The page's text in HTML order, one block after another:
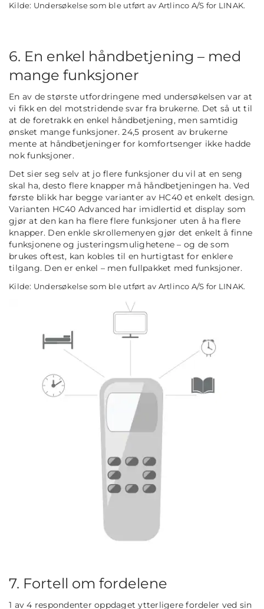
Kilde: Undersøkelse som ble utført av Artlinco A/S for LINAK.
6. En enkel håndbetjening – med
mange funksjoner
En av de største utfordringene med undersøkelsen var at
vi fikk en del motstridende svar fra brukerne. Det så ut til
at de foretrakk en enkel håndbetjening, men samtidig
ønsket mange funksjoner. 24,5 prosent av brukerne
mente at håndbetjeninger for komfortsenger ikke hadde
nok funksjoner.
Det sier seg selv at jo flere funksjoner du vil at en seng
skal ha, desto flere knapper må håndbetjeningen ha. Ved
første blikk har begge varianter av HC40 et enkelt design.
Varianten HC40 Advanced har imidlertid et display som
gjør at den kan ha flere flere funksjoner uten å ha flere
knapper. Den enkle skrollemenyen gjør det enkelt å finne
funksjonene og justeringsmulighetene – og de som
brukes oftest, kan kobles til en hurtigtast for enklere
tilgang. Den er enkel – men fullpakket med funksjoner.
Kilde: Undersøkelse som ble utført av Artlinco A/S for LINAK.
7. Fortell om fordelene
1 av 4 respondenter oppdaget ytterligere fordeler ved sin